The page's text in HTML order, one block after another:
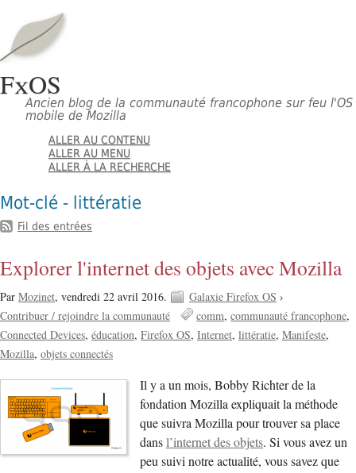
FxOS
Ancien blog de la communauté francophone sur feu l'OS
mobile de Mozilla
ALLER AU CONTENU
ALLER AU MENU
ALLER À LA RECHERCHE
Mot-clé - littératie
Fil des entrées
Explorer l'internet des objets avec Mozilla
Par Mozinet, vendredi 22 avril 2016. Galaxie Firefox OS ›
Contribuer / rejoindre la communauté
comm communauté francophone
Connected Devices éducation Firefox OS Internet littératie Manifeste
Mozilla objets connectés
Il y a un mois, Bobby Richter de la
fondation Mozilla expliquait la méthode
que suivra Mozilla pour trouver sa place
dansl’internet des objets. Si vous avez un
peu suivi notre actualité, vous savez que